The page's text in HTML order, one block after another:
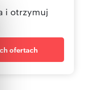
i otrzymuj
ofertach